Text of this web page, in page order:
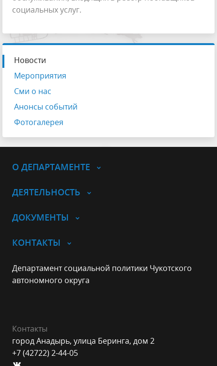
социальных услуг.
Новости
Мероприятия
Сми о нас
Анонсы событий
Фотогалерея
О ДЕПАРТАМЕНТЕ
ДЕЯТЕЛЬНОСТЬ
ДОКУМЕНТЫ
КОНТАКТЫ
Департамент социальной политики Чукотского
автономного округа
Контакты
город Анадырь, улица Беринга, дом 2
+7 (42722) 2-44-05